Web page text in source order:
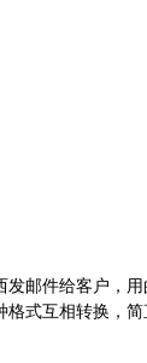
发邮件给客户，
式互相转换，